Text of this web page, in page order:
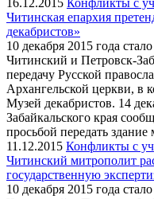
Читинская епархия
декабристов»
10 декабря 2015 года
Читинский и Петровск-
передачу Русской
Архангельской церкви, в
Музей декабристов. 14
Забайкальского края
просьбой передать здание
11.12.2015 Конфликты с
Читинский митрополит
государственную
10 декабря 2015 года